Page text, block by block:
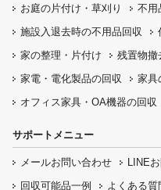
お庭の片付け・ 草刈り 不用
施設入退去時の不用品回収
家の整理・片付け
残置物撤
家電・電化製品の回収
家具
オフィス家具 ・OA機器の回収
サポートメニュー
メールお問い合わせ LINE
回収可能品一例
よくある質